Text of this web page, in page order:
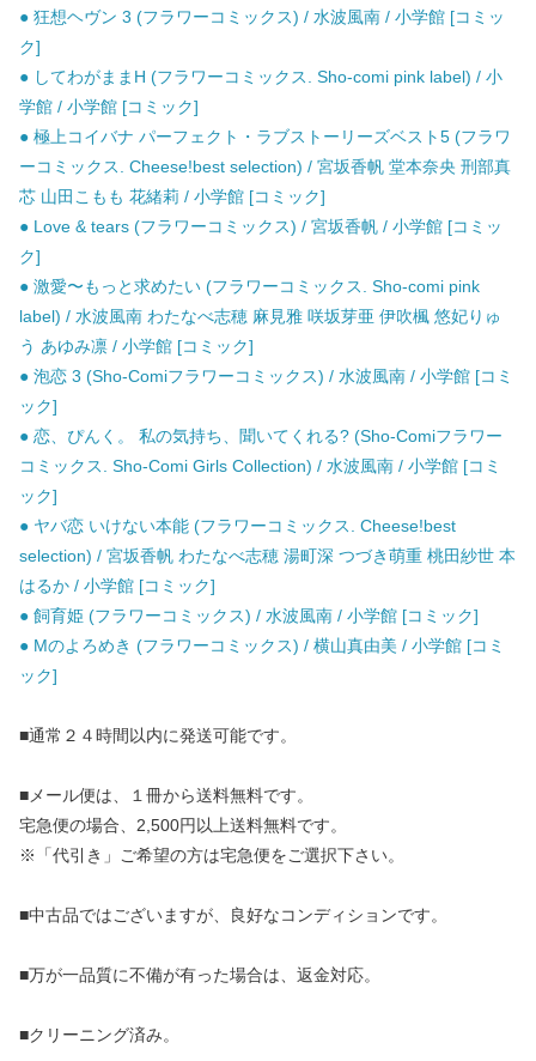
● 狂想ヘヴン 3 (フラワーコミックス) / 水波風南 / 小学館 [コミッ
ク]
● してわがままH (フラワーコミックス. Sho-comi pink label) / 小
学館 / 小学館 [コミック]
● 極上コイバナ パーフェクト・ラブストーリーズベスト5 (フラワ
ーコミックス. Cheese!best selection) / 宮坂香帆 堂本奈央 刑部真
芯 山田こもも 花緒莉 / 小学館 [コミック]
● Love & tears (フラワーコミックス) / 宮坂香帆 / 小学館 [コミッ
ク]
● 激愛〜もっと求めたい (フラワーコミックス. Sho-comi pink
label) / 水波風南 わたなべ志穂 麻見雅 咲坂芽亜 伊吹楓 悠妃りゅ
う あゆみ凛 / 小学館 [コミック]
● 泡恋 3 (Sho-Comiフラワーコミックス) / 水波風南 / 小学館 [コミ
ック]
● 恋、ぴんく。 私の気持ち、聞いてくれる? (Sho-Comiフラワー
コミックス. Sho-Comi Girls Collection) / 水波風南 / 小学館 [コミ
ック]
● ヤバ恋 いけない本能 (フラワーコミックス. Cheese!best
selection) / 宮坂香帆 わたなべ志穂 湯町深 つづき萌重 桃田紗世 本
はるか / 小学館 [コミック]
● 飼育姫 (フラワーコミックス) / 水波風南 / 小学館 [コミック]
● Mのよろめき (フラワーコミックス) / 横山真由美 / 小学館 [コミ
ック]
■通常２４時間以内に発送可能です。
■メール便は、１冊から送料無料です。
宅急便の場合、2,500円以上送料無料です。
※「代引き」ご希望の方は宅急便をご選択下さい。
■中古品ではございますが、良好なコンディションです。
■万が一品質に不備が有った場合は、返金対応。
■クリーニング済み。